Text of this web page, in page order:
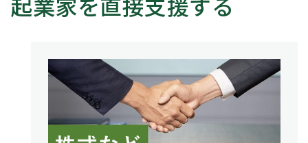
起業家を直接支援する